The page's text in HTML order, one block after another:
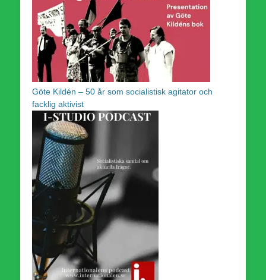
Göte Kildén – 50 år som socialistisk agitator och
facklig aktivist